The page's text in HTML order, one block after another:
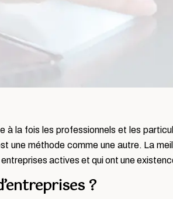
à la fois les professionnels et les
une méthode comme une autre. La
actives et qui ont une
?